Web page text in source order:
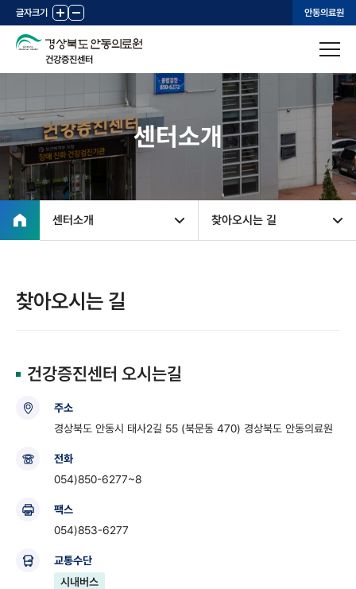
글자크기 + - 안동의료원
건강증진센터
센터소개
찾아오시는 길
센터소개 찾아오시는 길
건강증진센터 오시는길
주소
경상북도 안동시 태사2길 55 (북문동 470) 경상북도 안동의료원
전화
054)850-6277~8
팩스
054)853-6277
교통수단
시내버스